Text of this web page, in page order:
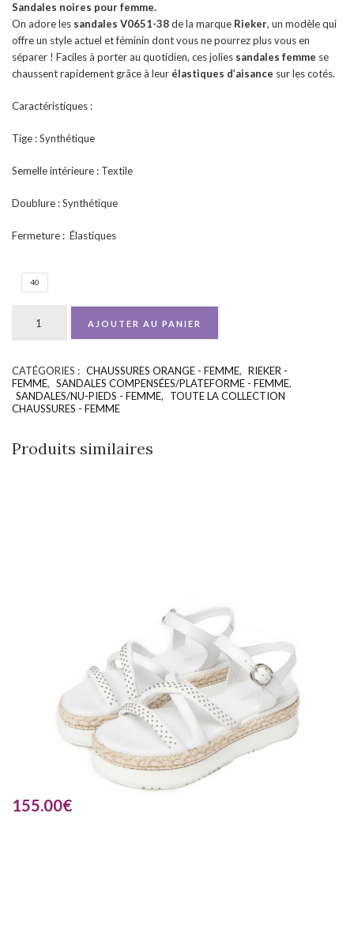
Sandales noires pour femme.
On adore les sandales V0651-38de la marque Rieker, un modèle qui
offre un style actuel et féminin dont vous ne pourrez plus vous en
séparer ! Faciles à porter au quotidien, ces jolies sandales femme se
chaussent rapidement grâce à leur élastiques d’aisance sur les cotés.
Caractéristiques :
Tige : Synthétique
Semelle intérieure : Textile
Doublure : Synthétique
Fermeture : Élastiques
40
AJOUTER AU PANIER
CATÉGORIES : CHAUSSURES ORANGE - FEMME, RIEKER -
FEMME, SANDALES COMPENSÉES/PLATEFORME - FEMME,
SANDALES/NU-PIEDS - FEMME,
TOUTE LA COLLECTION
CHAUSSURES - FEMME
Produits similaires
155.00€